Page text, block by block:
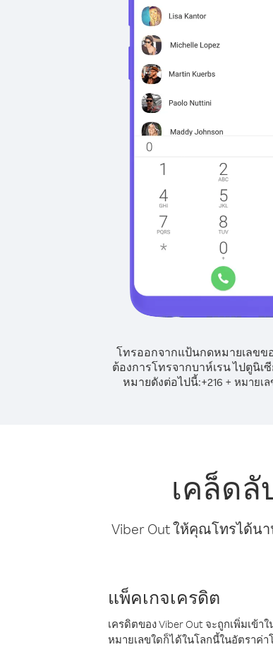
โทรออกจากแป้นกดหมายเลขข
ต้องการโทรจากบาห์เรน ไปตูนิเซี
หมายดังต่อไปนี้:+216 + หมายเ
เคล็ดลั
Viber Out ให้คุณโทรได้น
แพ็คเกจเครดิต
เครดิตของ Viber Out จะถูกเพิ่มเข้
หมายเลขใดก็ได้ในโลกนี้ในอัตราค่า